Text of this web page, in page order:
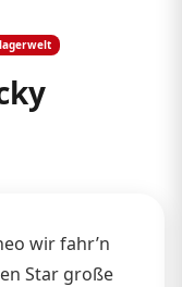
wir fahr’n
Star große